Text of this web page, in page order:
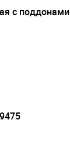
с поддонами